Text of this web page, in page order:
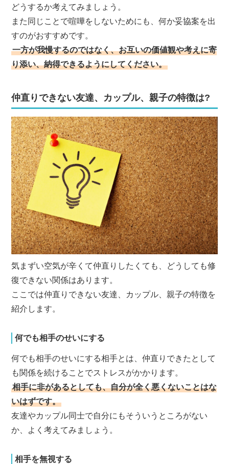
どうするか考えてみましょう。
また同じことで喧嘩をしないためにも、何か妥協案を出
すのがおすすめです。
一方が我慢するのではなく、お互いの価値観や考えに寄
り添い、納得できるようにしてください。
仲直りできない友達、カップル、親子の特徴は?
気まずい空気が辛くて仲直りしたくても、どうしても修
復できない関係はあります。
ここでは仲直りできない友達、カップル、親子の特徴を
紹介します。
何でも相手のせいにする
何でも相手のせいにする相手とは、仲直りできたとして
も関係を続けることでストレスがかかります。
相手に非があるとしても、自分が全く悪くないことはな
いはずです。
友達やカップル同士で自分にもそういうところがない
か、よく考えてみましょう。
相手を無視する